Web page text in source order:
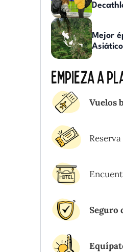
Mejor
Empieza a
Vuelos
Reserva
Seguro